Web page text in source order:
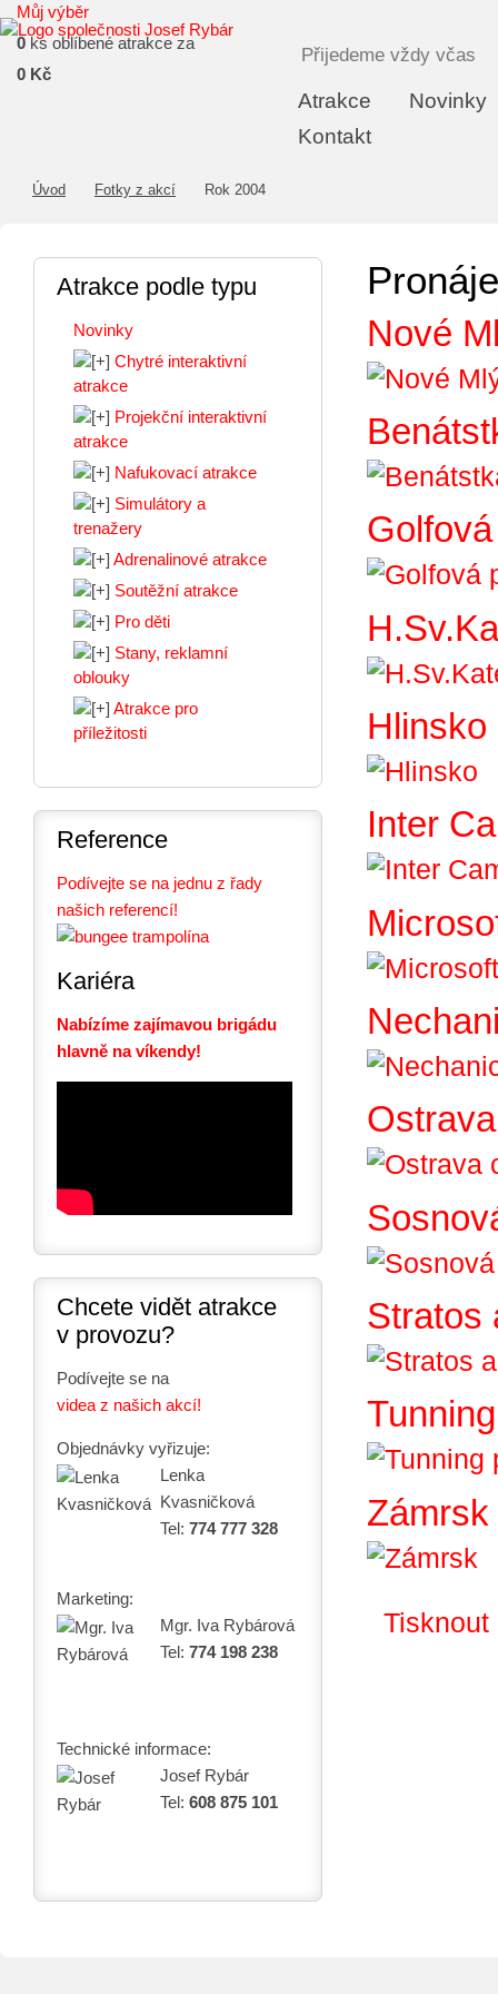
Atrakce
Novinky
Kontakt
Můj výběr
0 ks oblíbené atrakce za
0 Kč
Přijedeme vždy včas
Úvod Fotky z akcí Rok 2004
Nové
Hlinsko
Inter
Stratos
Zámrsk
Tisknout
Atrakce podle typu
Novinky
Chytré interaktivní
atrakce
Projekční interaktivní
atrakce
Nafukovací atrakce
Simulátory a
trenažery
Adrenalinové atrakce
Soutěžní atrakce
Pro děti
Stany, reklamní
oblouky
Atrakce pro
příležitosti
Reference
Podívejte se na jednu z řady
našich referencí!
Kariéra
Nabízíme zajímavou brigádu
hlavně na víkendy!
Chcete vidět atrakce
v provozu?
Podívejte se na
videa z našich akcí!
Objednávky vyřizuje:
Lenka
Kvasničková
Tel: 774 777 328
Marketing:
Mgr. Iva Rybárová
Tel: 774 198 238
Technické informace:
Josef Rybár
Tel: 608 875 101